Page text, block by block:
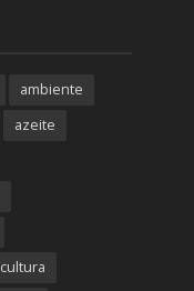
ambiente
azeite
cultura